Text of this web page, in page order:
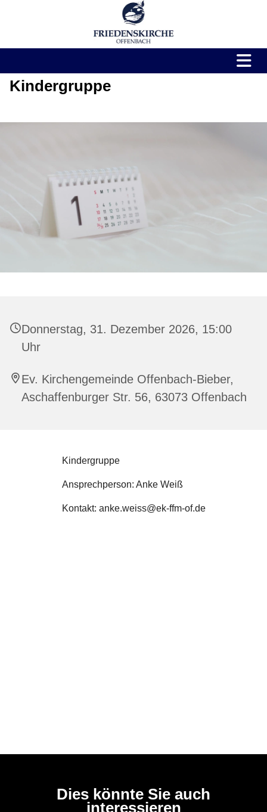
Kindergruppe
Donnerstag, 31. Dezember 2026, 15:00
Uhr
Ev. Kirchengemeinde Offenbach-Bieber,
Aschaffenburger Str. 56, 63073 Offenbach
Kindergruppe
Ansprechperson: Anke Weiß
Kontakt: anke.weiss@ek-ffm-of.de
Dies könnte Sie auch
interessieren